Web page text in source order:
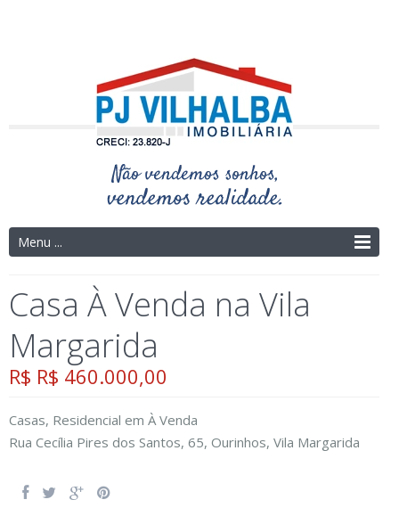
Menu ...
Casa À Venda na Vila
Margarida
R$ R$ 460.000,00
Casas, Residencial em À Venda
Rua Cecília Pires dos Santos, 65, Ourinhos, Vila Margarida